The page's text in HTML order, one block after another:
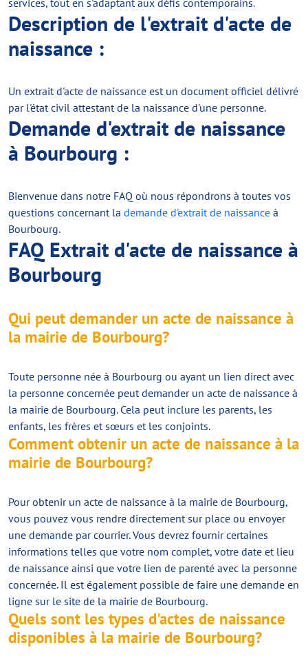
services, tout en s'adaptant aux défis contemporains.
Description de l'extrait d'acte de
naissance :
Un extrait d'acte de naissance est un document officiel délivré
par l'état civil attestant de la naissance d'une personne.
Demande d'extrait de naissance
à Bourbourg :
Bienvenue dans notre FAQ où nous répondrons à toutes vos
questions concernant la demande d'extrait de naissance à
Bourbourg.
FAQ Extrait d'acte de naissance à
Bourbourg
Qui peut demander un acte de naissance à
la mairie de Bourbourg?
Toute personne née à Bourbourg ou ayant un lien direct avec
la personne concernée peut demander un acte de naissance à
la mairie de Bourbourg. Cela peut inclure les parents, les
enfants, les frères et sœurs et les conjoints.
Comment obtenir un acte de naissance à la
mairie de Bourbourg?
Pour obtenir un acte de naissance à la mairie de Bourbourg,
vous pouvez vous rendre directement sur place ou envoyer
une demande par courrier. Vous devrez fournir certaines
informations telles que votre nom complet, votre date et lieu
de naissance ainsi que votre lien de parenté avec la personne
concernée. Il est également possible de faire une demande en
ligne sur le site de la mairie de Bourbourg.
Quels sont les types d'actes de naissance
disponibles à la mairie de Bourbourg?